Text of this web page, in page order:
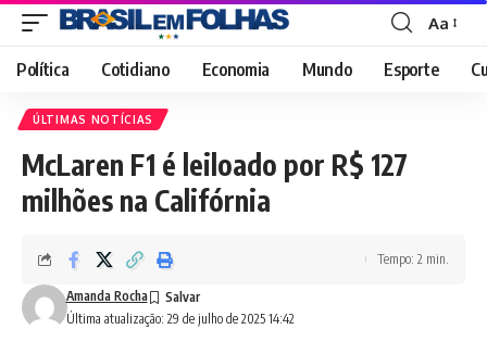
Font
Resizer
Aa
Política Cotidiano Economia Mundo Esporte
ÚLTIMAS NOTÍCIAS
McLaren F1 é leiloado por R$ 127
milhões na Califórnia
Última atualização: 29 de julho de 2025 14:42
Amanda Rocha
Tempo: 2 min.